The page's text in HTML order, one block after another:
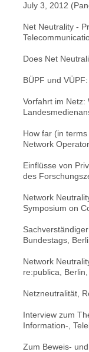
July 3, 2012
Net Neutrality -
Does Net
BÜPF und
Vorfahrt im Netz:
How far (in
Network
Einflüsse von
des
Network
Symposium on
Bundestags,
Network
re:publica,
Netzneutralität,
Interview zum
Information-,
Zum Beweis-